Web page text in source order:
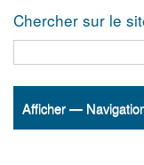
Chercher sur le
Navigation
Afficher —